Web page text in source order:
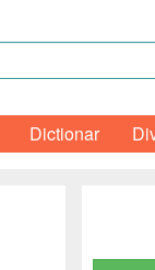
Dictionar